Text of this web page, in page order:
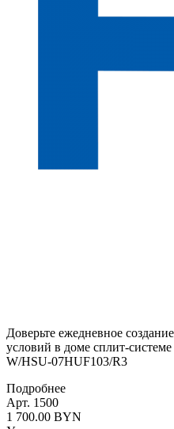
Доверьте ежедневное
условий в доме сплит-
W/HSU-07HUF103/R3
Подробнее
Арт. 1500
1 700.00 BYN